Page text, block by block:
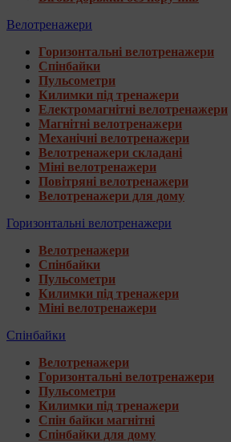
Велотренажери
Горизонтальні велотренажери
Спінбайки
Пульсометри
Килимки під тренажери
Електромагнітні велотренажери
Магнітні велотренажери
Механічні велотренажери
Велотренажери складані
Міні велотренажери
Повітряні велотренажери
Велотренажери для дому
Горизонтальні велотренажери
Велотренажери
Спінбайки
Пульсометри
Килимки під тренажери
Міні велотренажери
Спінбайки
Велотренажери
Горизонтальні велотренажери
Пульсометри
Килимки під тренажери
Спін байки магнітні
Спінбайки для дому